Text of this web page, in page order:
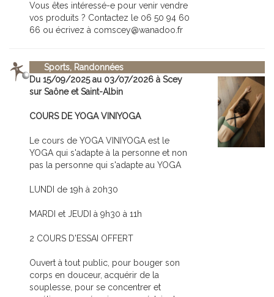
Vous êtes intéressé-e pour venir vendre
vos produits ? Contactez le 06 50 94 60
66 ou écrivez à comscey@wanadoo.fr
Sports, Randonnées
Du 15/09/2025 au 03/07/2026 à Scey
sur Saône et Saint-Albin
COURS DE YOGA VINIYOGA
Le cours de YOGA VINIYOGA est le
YOGA qui s'adapte à la personne et non
pas la personne qui s'adapte au YOGA
LUNDI de 19h à 20h30
MARDI et JEUDI à 9h30 à 11h
2 COURS D'ESSAI OFFERT
Ouvert à tout public, pour bouger son
corps en douceur, acquérir de la
souplesse, pour se concentrer et